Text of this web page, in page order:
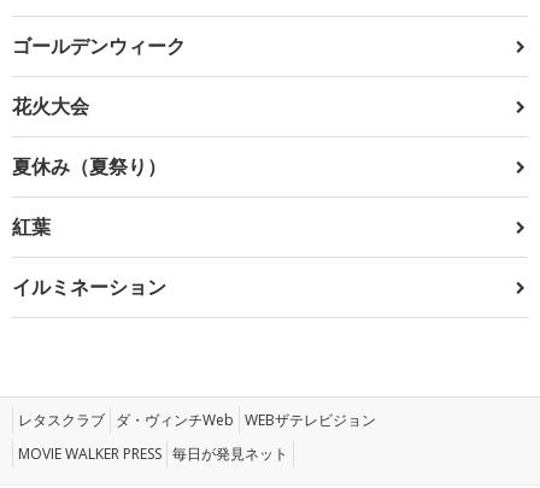
ゴールデンウィーク
花火大会
夏休み（夏祭り）
紅葉
イルミネーション
レタスクラブ ダ・ヴィンチWeb WEBザテレビジョン
MOVIE WALKER PRESS 毎日が発見ネット